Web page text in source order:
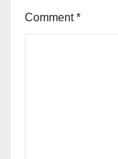
Comment*